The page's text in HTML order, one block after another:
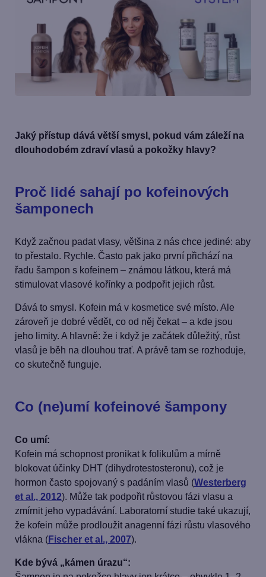
Jaký přístup dává větší smysl, pokud vám záleží na
dlouhodobém zdraví vlasů a pokožky hlavy?
Proč lidé sahají po kofeinových
šamponech
Když začnou padat vlasy, většina z nás chce jediné: aby
to přestalo. Rychle. Často pak jako první přichází na
řadu šampon s kofeinem – známou látkou, která má
stimulovat vlasové kořínky a podpořit jejich růst.
Dává to smysl. Kofein má v kosmetice své místo. Ale
zároveň je dobré vědět, co od něj čekat – a kde jsou
jeho limity. A hlavně: že i když je začátek důležitý, růst
vlasů je běh na dlouhou trať. A právě tam se rozhoduje,
co skutečně funguje.
Co (ne)umí kofeinové šampony
Co umí:
Kofein má schopnost pronikat k folikulům a mírně
blokovat účinky DHT (dihydrotestosteronu), což je
hormon často spojovaný s padáním vlasů (Westerberg
et al., 2012). Může tak podpořit růstovou fázi vlasu a
zmírnit jeho vypadávání. Laboratorní studie také ukazují,
že kofein může prodloužit anagenní fázi růstu vlasového
vlákna (Fischer et al., 2007).
Kde bývá „kámen úrazu“: